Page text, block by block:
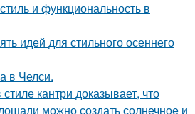
и функциональность в
идей для стильного осеннего
в Челси.
кантри доказывает, что
можно создать солнечное и